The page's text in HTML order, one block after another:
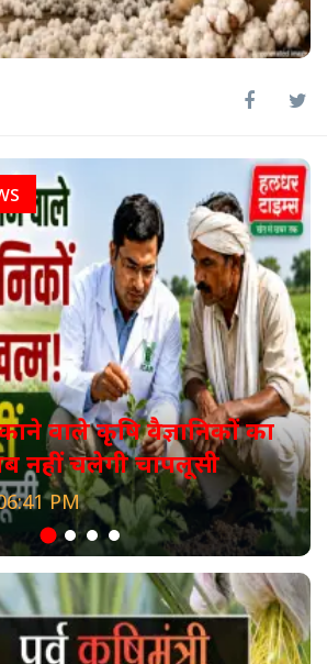
वाले कृषि वैज्ञानिकों का
नहीं चलेगी चापलूसी
PM